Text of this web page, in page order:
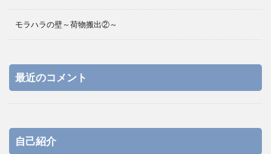
モラハラの壁～荷物搬出②～
最近のコメント
自己紹介